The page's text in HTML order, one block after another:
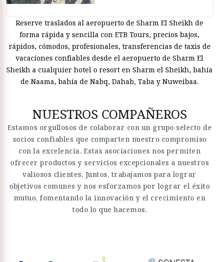
Reserve traslados al aeropuerto de Sharm El Sheikh de
forma rápida y sencilla con ETB Tours, precios bajos,
rápidos, cómodos, profesionales, transferencias de taxis de
vacaciones confiables desde el aeropuerto de Sharm El
Sheikh a cualquier hotel o resort en Sharm el Sheikh, bahía
de Naama, bahía de Nabq, Dahab, Taba y Nuweibaa.
NUESTROS COMPAÑEROS
Estamos orgullosos de colaborar con un grupo selecto de
socios confiables que comparten nuestro compromiso
con la excelencia. Estas asociaciones nos permiten
ofrecer productos y servicios excepcionales a nuestros
valiosos clientes. Juntos, trabajamos para lograr
objetivos comunes y nos esforzamos por lograr el éxito
mutuo, fomentando la innovación y el crecimiento en
todo lo que hacemos.